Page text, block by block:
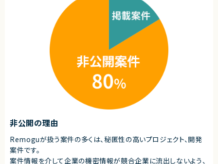
非公開の理由
Remoguが扱う案件の多くは、秘匿性の高いプロジェクト、開発
案件です。
案件情報を介して企業の機密情報が競合企業に流出しないよう、